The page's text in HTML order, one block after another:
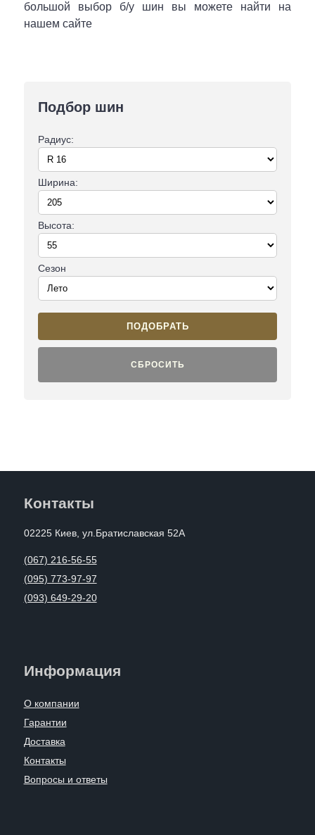
Подбор шин
Радиус:
Ширина:
Высота:
Сезон
ПОДОБРАТЬ
CБРОСИТЬ
большой выбор б/у шин вы можете найти на
нашем сайте
Контакты
02225 Киев, ул.Братиславская 52А
(067) 216-56-55
(095) 773-97-97
(093) 649-29-20
Информация
О компании
Гарантии
Доставка
Контакты
Вопросы и ответы